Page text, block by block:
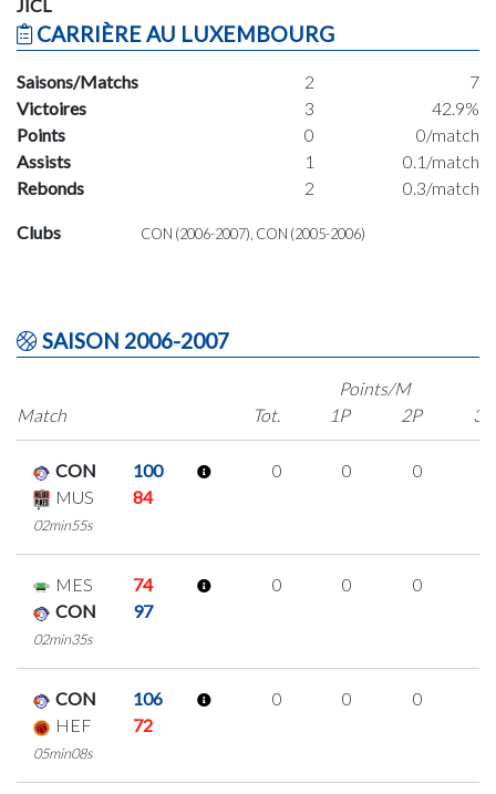
JICL
CARRIÈRE AU LUXEMBOURG
Saisons/Matchs 2
7
Victoires
3
42.9%
Points
0
0/match
Assists
1
0.1/match
Rebonds
2 0.3/match
Clubs CON (2006-2007), CON (2005-2006)
SAISON 2006-2007
Match
Points/M
Tot.
1P 2P 3P
CON
100
MUS
84
02min55s
0 0 0
MES
74
CON
97
02min35s
0 0 0
CON
106
HEF
72
05min08s
0 0 0